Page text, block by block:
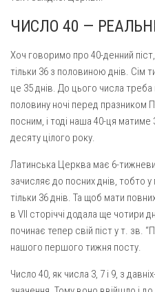
ЧИСЛО 40 —
Хоч говоримо про 40-денний
тільки 36 з половиною днів. Сім
це 35 днів. До цього числа
половину ночі перед празником
посним, і тоді наша 40-ця матиме
десяту цілого року.
Латинська Церква має 6-
зачисляє до посних днів, тобто у
тільки 36 днів. Та щоб мати
в VII сторіччі додала ще чотири
починає тепер свій піст у т. зв.
нашого першого тижня посту.
Число 40, як числа 3, 7 і 9, з